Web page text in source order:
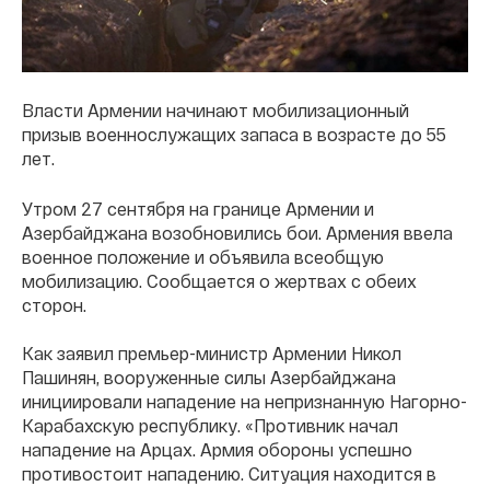
Власти Армении начинают мобилизационный
призыв военнослужащих запаса в возрасте до 55
лет.
Утром 27 сентября на границе Армении и
Азербайджана возобновились бои. Армения ввела
военное положение и объявила всеобщую
мобилизацию. Сообщается о жертвах с обеих
сторон.
Как заявил премьер-министр Армении Никол
Пашинян, вооруженные силы Азербайджана
инициировали нападение на непризнанную Нагорно-
Карабахскую республику. «Противник начал
нападение на Арцах. Армия обороны успешно
противостоит нападению. Ситуация находится в